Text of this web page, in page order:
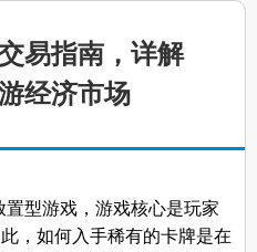
经济市场
型游戏，游戏核心是玩家
，如何入手稀有的卡牌是在